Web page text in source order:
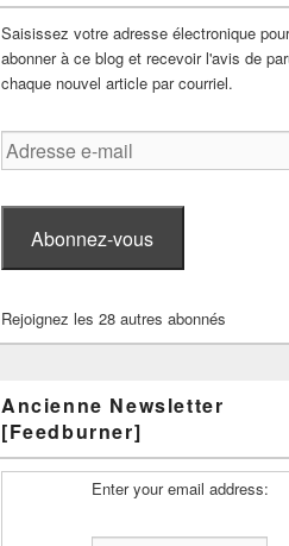
Saisissez votre adresse électronique
abonner à ce blog et recevoir l'avis de
chaque nouvel article par courriel.
Adresse
e-
Abonnez-vous
Rejoignez les 28 autres abonnés
Ancienne Newsletter
[Feedburner]
Enter your email address: